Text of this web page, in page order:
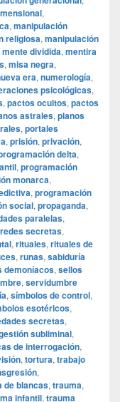
,
, manipulación
religiosa, manipulación
mente dividida, mentira
, misa negra,
era, numerología,
psicológicas,
, pactos ocultos, pactos
astrales, planos
, portales
, prisión, privación,
delta,
, programación
monarca,
, programación
social, propaganda,
paralelas,
redes secretas,
, rituales, rituales de
, runas, sabiduría
demoníacos, sellos
, servidumbre
, símbolos de control,
esotéricos,
secretas,
subliminal,
de interrogación,
, tortura, trabajo
,
de blancas, trauma,
infantil, trauma